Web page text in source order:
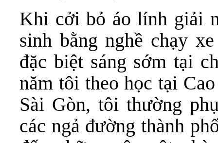
Khi cởi bỏ áo lính giải
sinh bằng nghề chạy
đặc biệt sáng sớm tại
năm tôi theo học tại
Sài Gòn, tôi thường
các ngả đường thành